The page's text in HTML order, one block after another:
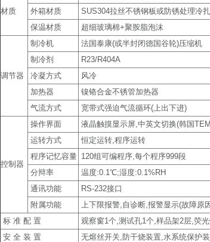
材质
外箱材质
SUS304拉丝不锈钢板或防锈处理冷
保温材质
超细玻璃棉+聚胺脂泡沫
调节器
制冷机
法国泰康(或半封闭德国谷轮)压缩机
制冷剂
R23/R404A
冷凝方式
风冷
加热器
镍铬合金不锈管加热器
气流方式
宽带式强迫气流循环(上出下进)
控制器
操作界面
液晶触摸显示屏,中英文切换(韩国
运转方式
恒定运转,程序运转
程序记忆容量 120组可编程序,每个程序999段
分辩率
温度:0.1℃;湿度:0.1%RH
通讯功能
RS-232接口
附属功能
上下限报警,自诊断,报警显示(故障原
标 准 配 置
观察窗1个,测试孔1个,样品架2层,荧
安 全 装 置
无熔丝开关,防干烧装置,水系统保护